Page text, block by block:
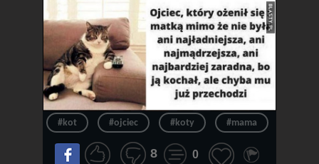
#kot #ojciec #koty #mama
8 0